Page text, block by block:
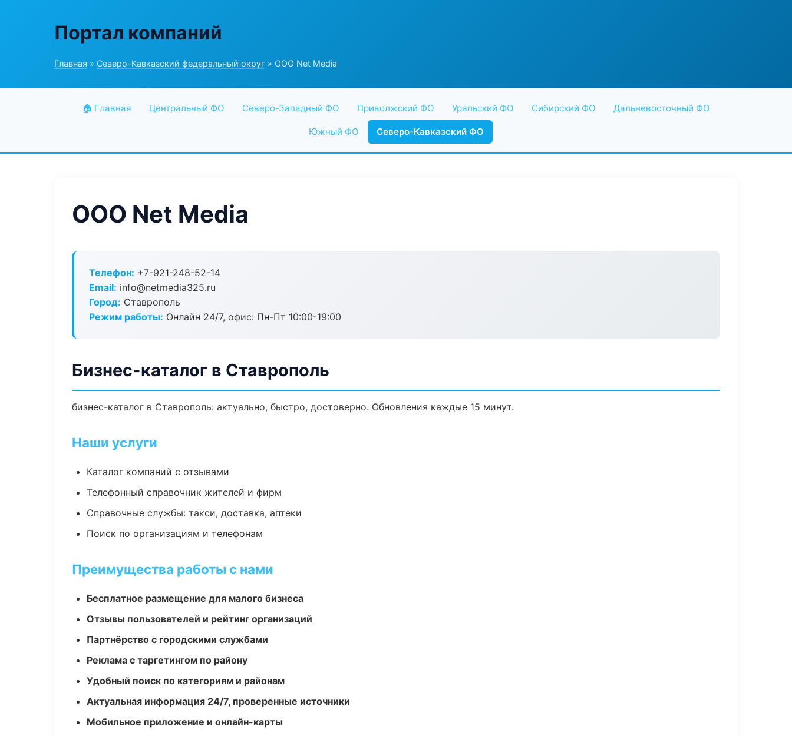
Портал компаний
Главная » Северо-Кавказский федеральный округ » ООО Net Media
🏠 Главная Центральный ФО Северо-Западный ФО Приволжский ФО Уральский ФО Сибирский ФО Дальневосточный ФО
Южный ФО Северо-Кавказский ФО
ООО Net Media
Телефон: +7-921-248-52-14
Email: info@netmedia325.ru
Город: Ставрополь
Режим работы: Онлайн 24/7, офис: Пн-Пт 10:00-19:00
Бизнес-каталог в Ставрополь
бизнес-каталог в Ставрополь: актуально, быстро, достоверно. Обновления каждые 15 минут.
Наши услуги
Каталог компаний с отзывами
Телефонный справочник жителей и фирм
Справочные службы: такси, доставка, аптеки
Поиск по организациям и телефонам
Преимущества работы с нами
Бесплатное размещение для малого бизнеса
Отзывы пользователей и рейтинг организаций
Партнёрство с городскими службами
Реклама с таргетингом по району
Удобный поиск по категориям и районам
Актуальная информация 24/7, проверенные источники
Мобильное приложение и онлайн-карты